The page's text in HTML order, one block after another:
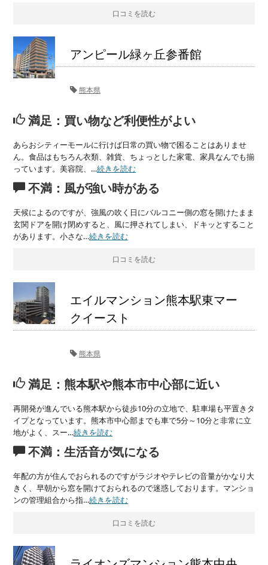
口コミを読む
アンピール緑ヶ丘参番館
熊本県
満足：買い物など利便性がよい
あらおシティーモールに行けば日常の買い物で困ることはありませ
ん。食品はもちろん衣類、雑貨、ちょっとした家電、家具なんでも揃
っています。美容院、…続きを読む
不満：風が強い時がある
天候によるのですが、強風の吹く日にバルコニー側の窓を開けたまま
玄関ドアを開け閉めすると、風に押されてしまい、ドキッとすること
があります。小さな…続きを読む
口コミを読む
エイルマンション熊本駅東マー
クイースト
熊本県
満足：熊本駅や熊本市中心部に近い
再開発が進んでいる熊本駅から徒歩10分の立地で、駐車場も平置きタ
イプとなっています。熊本市中心部までも車で5分～10分と非常に立
地がよく、スー…続きを読む
不満：生活音が気になる
年配の方が住んでおられるのですがラジオやテレビの音量がかなり大
きく、早朝から窓を開けておられるので迷惑しております。マンショ
ンの管理組合から指…続きを読む
口コミを読む